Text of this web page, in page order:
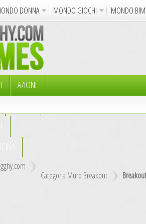
DONNA MONDO GIOCHI
MONDO
Cucina
Puzzle
AZIONE
Categoria Muro Breakout